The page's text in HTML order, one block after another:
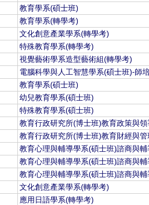
教育學系(碩士班)
教育學系(轉學考)
文化創意產業學系(轉學考)
特殊教育學系(轉學考)
視覺藝術學系造型藝術組(轉學考)
電腦科學與人工智慧學系(碩士班)-師
教育學系(碩士班)
幼兒教育學系(碩士班)
特殊教育學系(碩士班)
教育行政研究所(博士班)教育政策與領
教育行政研究所(博士班)教育財經與管
教育心理與輔導學系(碩士班)諮商與輔
教育心理與輔導學系(碩士班)諮商與輔
教育心理與輔導學系(碩士班)諮商與輔
文化創意產業學系(轉學考)
應用日語學系(轉學考)